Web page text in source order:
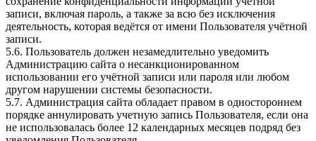
записи, включая пароль, а также за всю без исключения
деятельность, которая ведётся от имени Пользователя учётной
записи.
5.6. Пользователь должен незамедлительно уведомить
Администрацию сайта о несанкционированном
использовании его учётной записи или пароля или любом
другом нарушении системы безопасности.
5.7. Администрация сайта обладает правом в одностороннем
порядке аннулировать учетную запись Пользователя, если она
не использовалась более 12 календарных месяцев подряд без